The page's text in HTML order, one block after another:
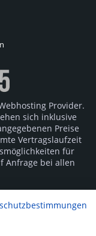
Provider.
sich inklusive
Preise
Vertragslaufzeit
für
Anfrage bei allen